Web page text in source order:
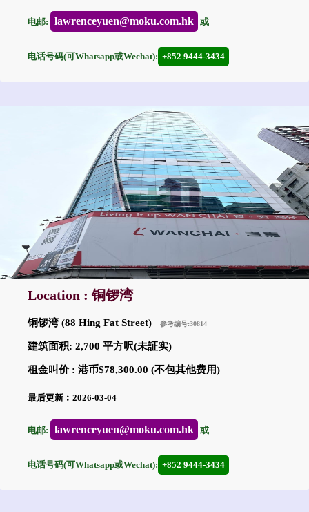
电邮: lawrenceyuen@moku.com.hk 或
电话号码(可Whatsapp或Wechat): +852 9444-3434
Location : 铜锣湾
铜锣湾 (88 Hing Fat Street) 参考编号:30814
建筑面积: 2,700 平方呎(未証实)
租金叫价 : 港币$78,300.00 (不包其他费用)
最后更新︰2026-03-04
电邮: lawrenceyuen@moku.com.hk 或
电话号码(可Whatsapp或Wechat): +852 9444-3434